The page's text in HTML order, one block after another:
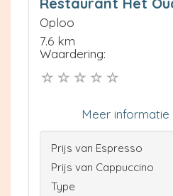
Oploo
7.6 km
Waardering:
Meer informatie
Prijs van Espresso
Prijs van Cappuccino
Type